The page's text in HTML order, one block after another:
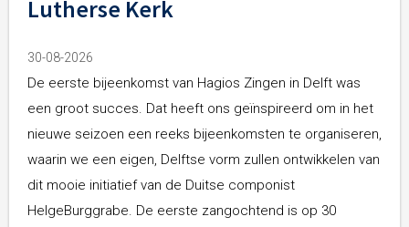
Lutherse Kerk
30-08-2026
De eerste bijeenkomst van Hagios Zingen in Delft was
een groot succes. Dat heeft ons geïnspireerd om in het
nieuwe seizoen een reeks bijeenkomsten te organiseren,
waarin we een eigen, Delftse vorm zullen ontwikkelen van
dit mooie initiatief van de Duitse componist
HelgeBurggrabe. De eerste zangochtend is op 30